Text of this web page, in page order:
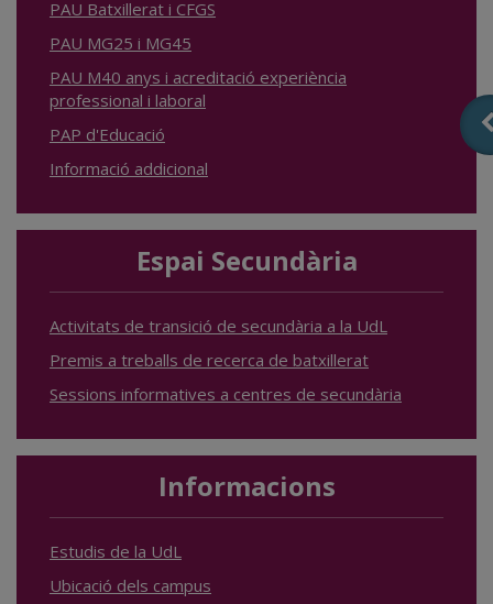
PAU Batxillerat i CFGS
PAU MG25 i MG45
PAU M40 anys i acreditació experiència
professional i laboral
PAP d'Educació
Informació addicional
Espai Secundària
Activitats de transició de secundària a la UdL
Premis a treballs de recerca de batxillerat
Sessions informatives a centres de secundària
Informacions
Estudis de la UdL
Ubicació dels campus